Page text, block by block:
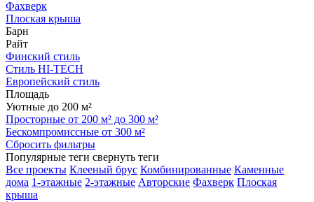
Фахверк
Плоская крыша
Барн
Райт
Финский стиль
Стиль HI-TECH
Европейский стиль
Площадь
Уютные до 200 м²
Просторные от 200 м² до 300 м²
Бескомпромиссные от 300 м²
Сбросить фильтры
Популярные теги свернуть теги
Все проекты Клееный брус Комбинированные Каменные
дома 1-этажные 2-этажные Авторские Фахверк Плоская
крыша